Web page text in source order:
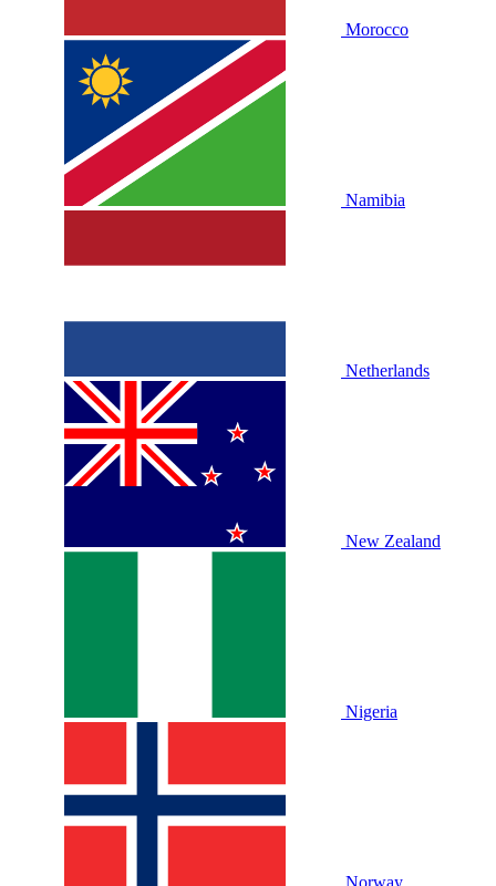
Morocco
Namibia
Netherlands
New Zealand
Nigeria
Norway